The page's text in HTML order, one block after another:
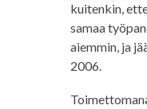
kuitenkin,
samaa
aiemmin, ja
2006.